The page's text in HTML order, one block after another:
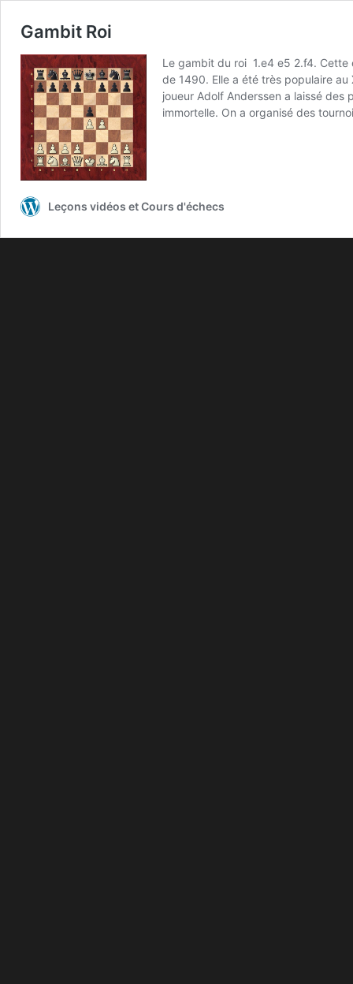
Gambit Roi
Le gambit du roi 1.e4 e5 2.f4.
de 1490. Elle a été très populaire au
joueur Adolf Anderssen a laissé
immortelle. On a organisé des
Leçons vidéos et Cours d'échecs